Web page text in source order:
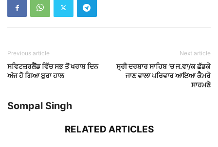
Previous article
ਸਵਿਟਜ਼ਰਲੈਂਡ ਵਿੱਚ ਸਭ ਤੋਂ ਖਰਾਬ ਦਿਨ
ਅੱਜ ਹੋ ਗਿਆ ਬੁਰਾ ਹਾਲ
Next article
ਸ੍ਰੀ ਦਰਬਾਰ ਸਾਹਿਬ ‘ਚ ਜ.ਵਾ/ਕ ਛੱਡਕੇ
ਜਾਣ ਵਾਲਾ ਪਰਿਵਾਰ ਆਇਆ ਕੈਮਰੇ
ਸਾਹਮਣੇ
Sompal Singh
RELATED ARTICLES